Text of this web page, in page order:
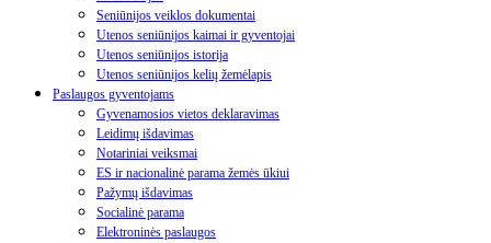
Seniūnijos veiklos dokumentai
Utenos seniūnijos kaimai ir gyventojai
Utenos seniūnijos istorija
Utenos seniūnijos kelių žemėlapis
Paslaugos gyventojams
Gyvenamosios vietos deklaravimas
Leidimų išdavimas
Notariniai veiksmai
ES ir nacionalinė parama žemės ūkiui
Pažymų išdavimas
Socialinė parama
Elektroninės paslaugos